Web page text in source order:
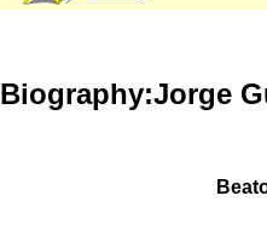
Biography:Jorge